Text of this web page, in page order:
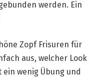
werden. Ein
Zopf Frisuren für
aus, welcher Look
wenig Übung und